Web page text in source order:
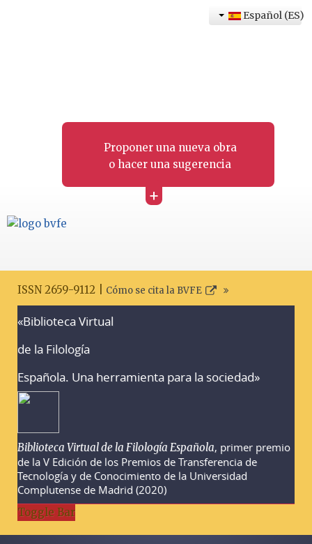
Proponer una nueva obra
o hacer una sugerencia
+
Español (ES)
ISSN 2659-9112 | Cómo se cita la BVFE
«Biblioteca Virtual
de la Filología
Española. Una herramienta para la sociedad»
Biblioteca Virtual de la Filología Española, primer premio
de la V Edición de los Premios de Transferencia de
Tecnología y de Conocimiento de la Universidad
Complutense de Madrid (2020)
Toggle Bar